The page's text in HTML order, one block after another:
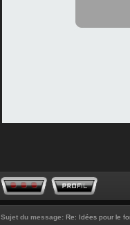
Sujet du message: Re: Idées pour le